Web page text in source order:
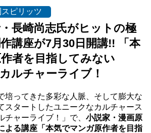
ピリッツ
長崎尚志氏がヒットの極
講座が7月30日開講!! 「本
者を目指してみない
ルチャーライブ！
培ってきた多彩な人脈、そして膨大な
スタートしたユニークなカルチャース
チャーライブ！」 で、 小説家・漫画原
よる講座「本気でマンガ原作者を目指